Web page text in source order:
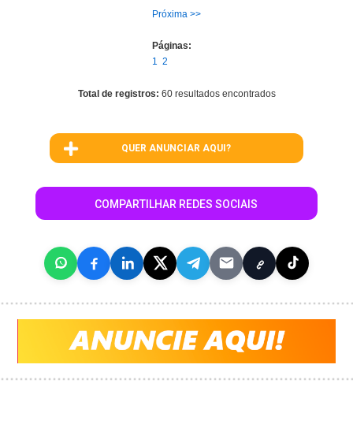
Próxima >>
Páginas:
1
2
Total de registros: 60 resultados encontrados
QUER ANUNCIAR AQUI?
COMPARTILHAR REDES SOCIAIS